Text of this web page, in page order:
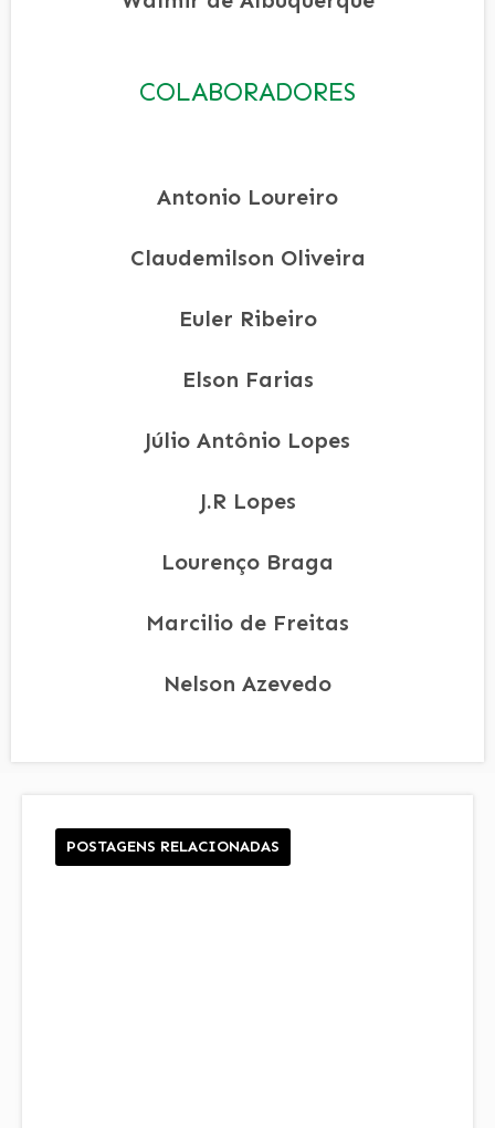
COLABORADORES
Antonio Loureiro
Claudemilson Oliveira
Euler Ribeiro
Elson Farias
Júlio Antônio Lopes
J.R Lopes
Lourenço Braga
Marcilio de Freitas
Nelson Azevedo
POSTAGENS RELACIONADAS